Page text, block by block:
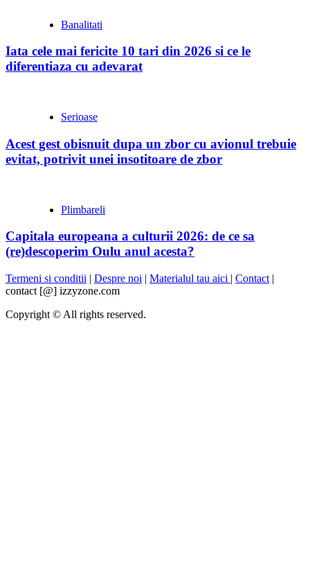
Banalitati
Iata cele mai fericite 10 tari din 2026 si ce le
diferentiaza cu adevarat
Serioase
Acest gest obisnuit dupa un zbor cu avionul trebuie
evitat, potrivit unei insotitoare de zbor
Plimbareli
Capitala europeana a culturii 2026: de ce sa
(re)descoperim Oulu anul acesta?
Termeni si conditii | Despre noi | Materialul tau aici | Contact |
contact [@] izzyzone.com
Copyright © All rights reserved.